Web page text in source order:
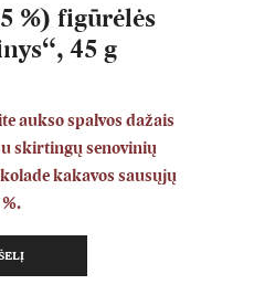
%) figūrėlės
45 g
aukso spalvos dažais
skirtingų senovinių
kakavos sausųjų